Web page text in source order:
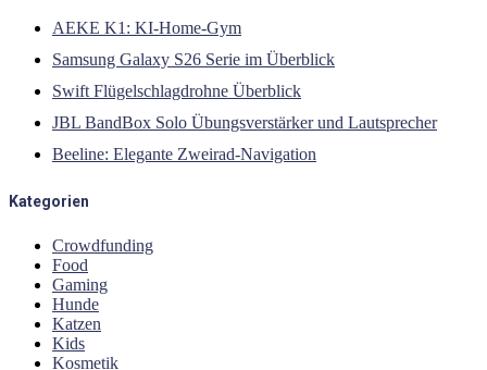
AEKE K1: KI-Home-Gym
Samsung Galaxy S26 Serie im Überblick
Swift Flügelschlagdrohne Überblick
JBL BandBox Solo Übungsverstärker und Lautsprecher
Beeline: Elegante Zweirad-Navigation
Kategorien
Crowdfunding
Food
Gaming
Hunde
Katzen
Kids
Kosmetik